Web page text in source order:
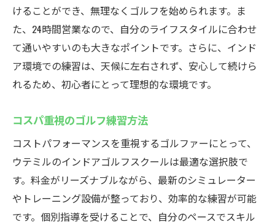
けることができ、無理なくゴルフを始められます。ま
た、24時間営業なので、自分のライフスタイルに合わせ
て通いやすいのも大きなポイントです。さらに、インド
ア環境での練習は、天候に左右されず、安心して続けら
れるため、初心者にとって理想的な環境です。
コスパ重視のゴルフ練習方法
コストパフォーマンスを重視するゴルファーにとって、
ウテミルのインドアゴルフスクールは最適な選択肢で
す。料金がリーズナブルながら、最新のシミュレーター
やトレーニング設備が整っており、効率的な練習が可能
です。個別指導を受けることで、自分のペースでスキル